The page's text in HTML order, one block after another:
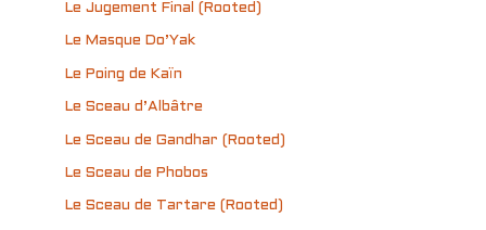
Le Jugement Final (Rooted)
Le Masque Do’Yak
Le Poing de Kaïn
Le Sceau d’Albâtre
Le Sceau de Gandhar (Rooted)
Le Sceau de Phobos
Le Sceau de Tartare (Rooted)